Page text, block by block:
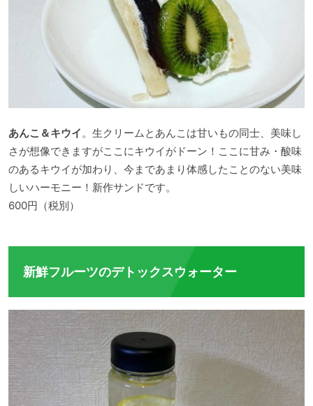
あんこ＆キウイ。生クリームとあんこは甘いもの同士、美味し
さが想像できますがここにキウイがドーン！ここに甘み・酸味
のあるキウイが加わり、今まであまり体感したことのない美味
しいハーモニー！新作サンドです。
600円（税別）
新鮮フルーツのデトックスウォーター